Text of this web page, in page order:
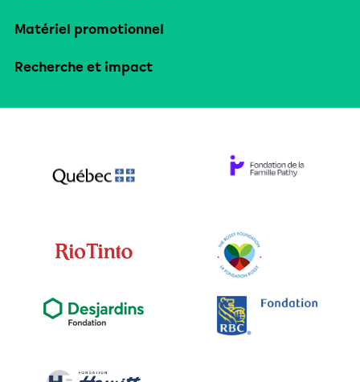
Matériel promotionnel
Recherche et impact